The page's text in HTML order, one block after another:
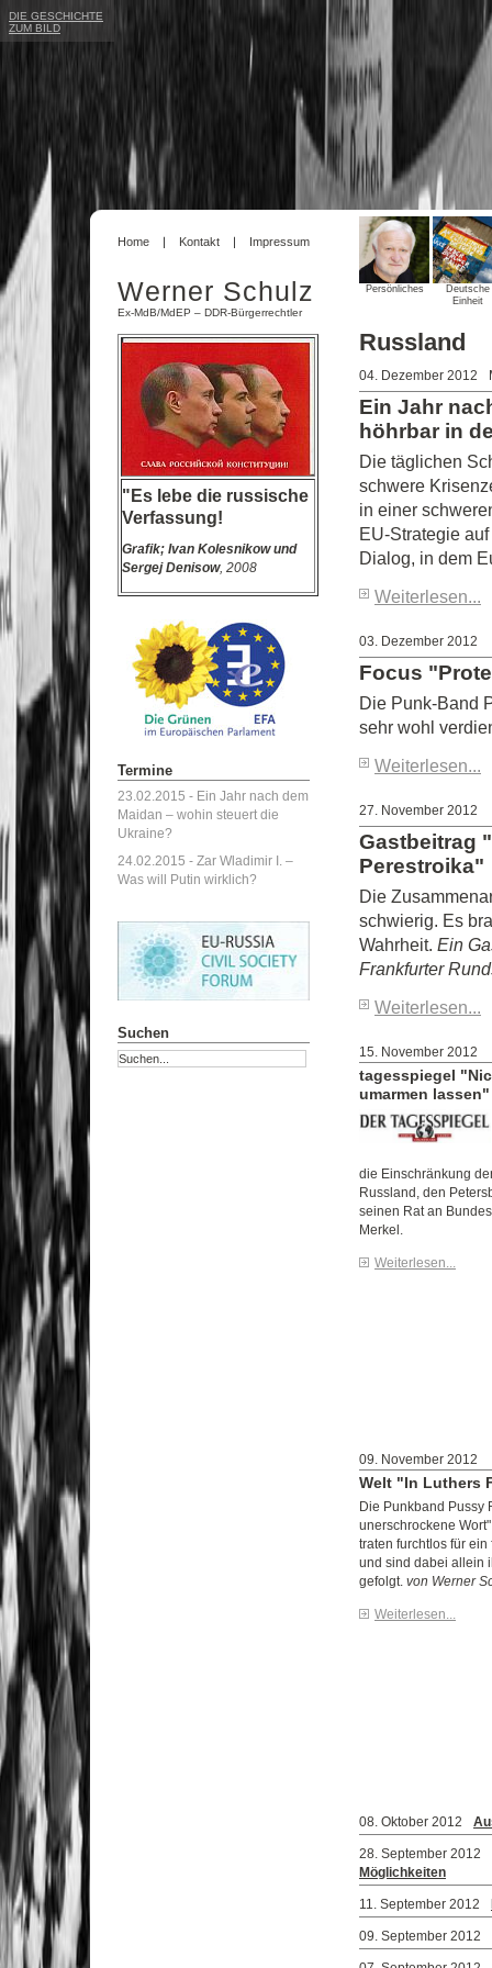
Russland
04. Dezember 2012
Ein Jahr
höhrbar in
Die täglichen
schwere
in einer
EU-Strategie
Dialog, in dem
Weiterlesen...
03. Dezember 2012
Focus
Die Punk-Band
sehr wohl
Weiterlesen...
27. November 2012
Gastbeitrag
Perestroika"
Die
schwierig. Es
Wahrheit. Ein
Frankfurter
Weiterlesen...
15. November 2012
tagesspiegel
umarmen lassen"
die Einschränkung
Russland, den
seinen Rat an
Merkel.
Weiterlesen...
09. November 2012
Welt "In Luthers
Die Punkband Pussy
unerschrockene
traten furchtlos für
und sind dabei allein
gefolgt. von Werner
Weiterlesen...
08. Oktober 2012
28. September 2012
Möglichkeiten
11. September 2012
09. September 2012
Home Kontakt Impressum
Werner Schulz
Ex-MdB/MdEP – DDR-Bürgerrechtler
"Es lebe die russische
Verfassung!
Grafik; Ivan Kolesnikow und
Sergej Denisow, 2008
Termine
23.02.2015 - Ein Jahr nach dem
Maidan – wohin steuert die
Ukraine?
24.02.2015 - Zar Wladimir I. –
Was will Putin wirklich?
Suchen
Persönliches
Deutsche
Einheit
DIE GESCHICHTE
ZUM BILD